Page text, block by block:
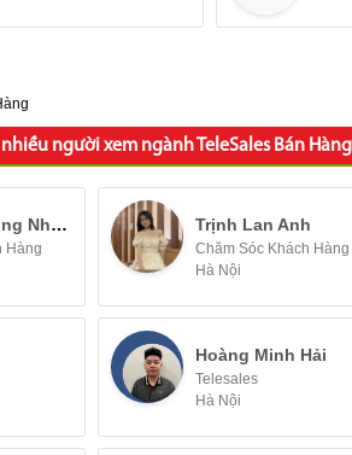
người xem ngành TeleSales Bán Hàng
Nguyễn Hồng Nhung
Hàng
Trịnh Lan Anh
Chăm Sóc Khách Hàng
Hà Nội
Hoàng Minh Hải
Telesales
Hà Nội